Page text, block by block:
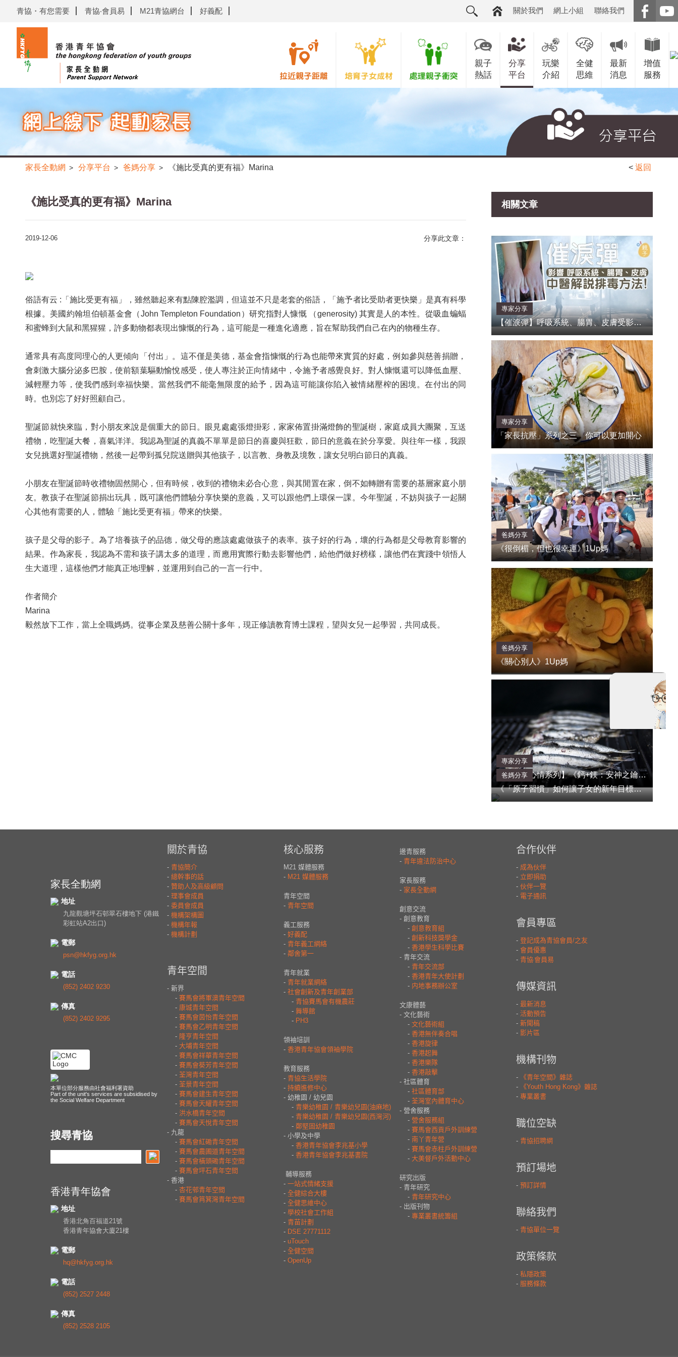
青協・有您需要 青協‧會員易 M21青協網台 好義配 關於我們 網上小組 聯絡我們
親子
熱話
分享
平台
玩樂
介紹
全健
思維
最新
消息
增值
服務
家長全動網 > 分享平台 > 爸媽分享 > 《施比受真的更有福》Marina < 返回
《施比受真的更有福》Marina
2019-12-06 分享此文章：
俗語有云 :「施比受更有福」，雖然聽起來有點陳腔濫調，但這並不只是老套的俗語，「施予者比受助者更快樂」是真有科學
根據。美國約翰坦伯頓基金會（John Templeton Foundation）研究指對人慷慨 （generosity) 其實是人的本性。從吸血蝙蝠
和蜜蜂到大鼠和黑猩猩，許多動物都表現出慷慨的行為，這可能是一種進化適應，旨在幫助我們自己在內的物種生存。
通常具有高度同理心的人更傾向「付出」。這不僅是美德，基金會指慷慨的行為也能帶來實質的好處，例如參與慈善捐贈，
會刺激大腦分泌多巴胺，使前額葉驅動愉悅感受，使人專注於正向情緒中，令施予者感覺良好。對人慷慨還可以降低血壓、
減輕壓力等，使我們感到幸福快樂。當然我們不能毫無限度的給予，因為這可能讓你陷入被情緒壓榨的困境。在付出的同
時。也別忘了好好照顧自己。
聖誕節就快來臨，對小朋友來說是個重大的節日。眼見處處張燈掛彩，家家佈置掛滿燈飾的聖誕樹，家庭成員大團聚，互送
禮物，吃聖誕大餐，喜氣洋洋。我認為聖誕的真義不單單是節日的喜慶與狂歡，節日的意義在於分享愛。與往年一樣，我跟
女兒挑選好聖誕禮物，然後一起帶到孤兒院送贈與其他孩子，以言教、身教及境敎，讓女兒明白節日的真義。
小朋友在聖誕節時收禮物固然開心，但有時候，收到的禮物未必合心意，與其閒置在家，倒不如轉贈有需要的基層家庭小朋
友。教孩子在聖誕節捐出玩具，既可讓他們體驗分享快樂的意義，又可以跟他們上環保一課。今年聖誕，不妨與孩子一起關
心其他有需要的人，體驗「施比受更有福」帶來的快樂。
孩子是父母的影子。為了培養孩子的品德，做父母的應該處處做孩子的表率。孩子好的行為，壞的行為都是父母教育影響的
結果。作為家長，我認為不需和孩子講太多的道理，而應用實際行動去影響他們，給他們做好榜樣，讓他們在實踐中領悟人
生大道理，這樣他們才能真正地理解，並運用到自己的一言一行中。
作者簡介
Marina
毅然放下工作，當上全職媽媽。從事企業及慈善公關十多年，現正修讀教育博士課程，望與女兒一起學習，共同成長。
相關文章
專家分享
【催淚彈】呼吸系統、腸胃、皮膚受影響 中醫解說對策｜謝嘉雯
專家分享
「家長抗壓」系列之三 你可以更加開心
爸媽分享
《很倒楣，但也很幸運》1Up媽
爸媽分享
《關心別人》1Up媽
專家分享
【家長好心情系列】《鈣+鎂：安神之鑰》黃詩田
爸媽分享
《「原子習慣」如何讓子女的新年目標不流於空談》Marina Watt
家長全動網
地址
九龍觀塘坪石邨翠石樓地下 (港鐵
彩虹站A2出口)
電郵
psn@hkfyg.org.hk
電話
(852) 2402 9230
傳真
(852) 2402 9295
本單位部分服務由社會福利署資助
Part of the unit's services are subsidised by
the Social Welfare Department
搜尋青協
香港青年協會
地址
香港北角百福道21號
香港青年協會大廈21樓
電郵
hq@hkfyg.org.hk
電話
(852) 2527 2448
傳真
(852) 2528 2105